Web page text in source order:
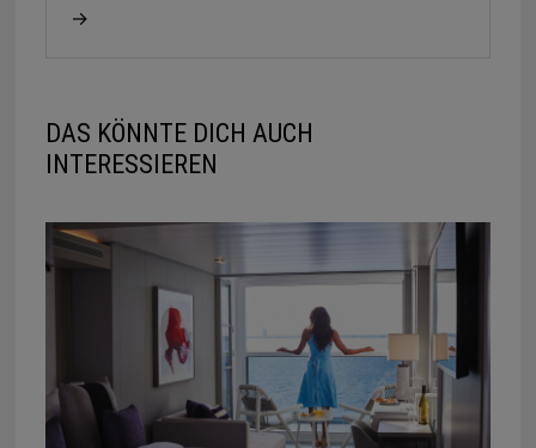
→
DAS KÖNNTE DICH AUCH
INTERESSIEREN